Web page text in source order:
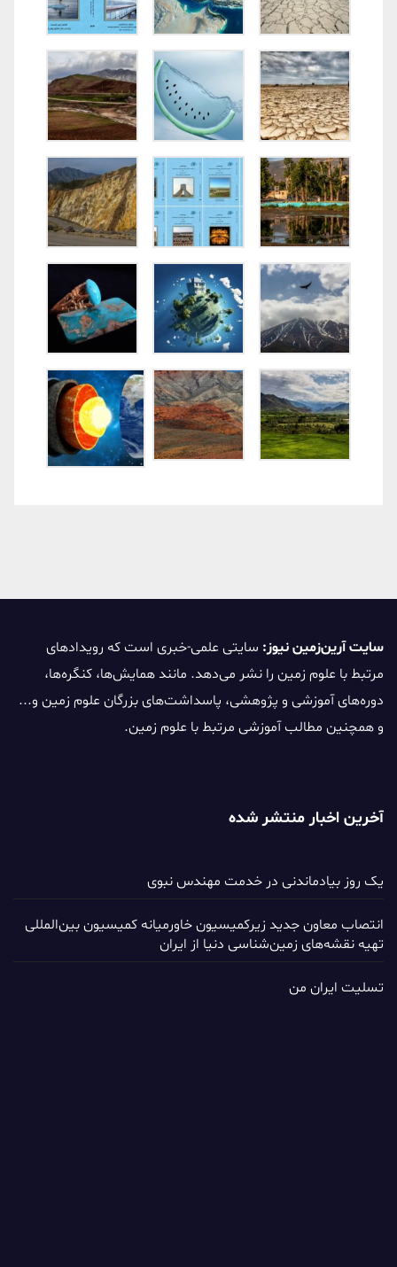
سایت آرین‌زمین نیوز: سایتی علمی-خبری است که رویدادهای
مرتبط با علوم زمین را نشر می‌دهد. مانند همایش‌ها، کنگره‌ها،
دوره‌های آموزشی و پژوهشی، پاسداشت‌های بزرگان علوم زمین و...
و همچنین مطالب آموزشی مرتبط با علوم زمین.
آخرین اخبار منتشر شده
یک روز بیادماندنی در خدمت مهندس نبوی
انتصاب معاون جدید زیرکمیسیون خاورمیانه کمیسیون بین‌المللی
تهیه نقشه‌های زمین‌شناسی دنیا از ایران
تسلیت ایران من